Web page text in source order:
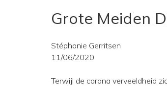
Grote Meiden
Stéphanie Gerritsen
11/06/2020
Terwijl de corona verveeldheid